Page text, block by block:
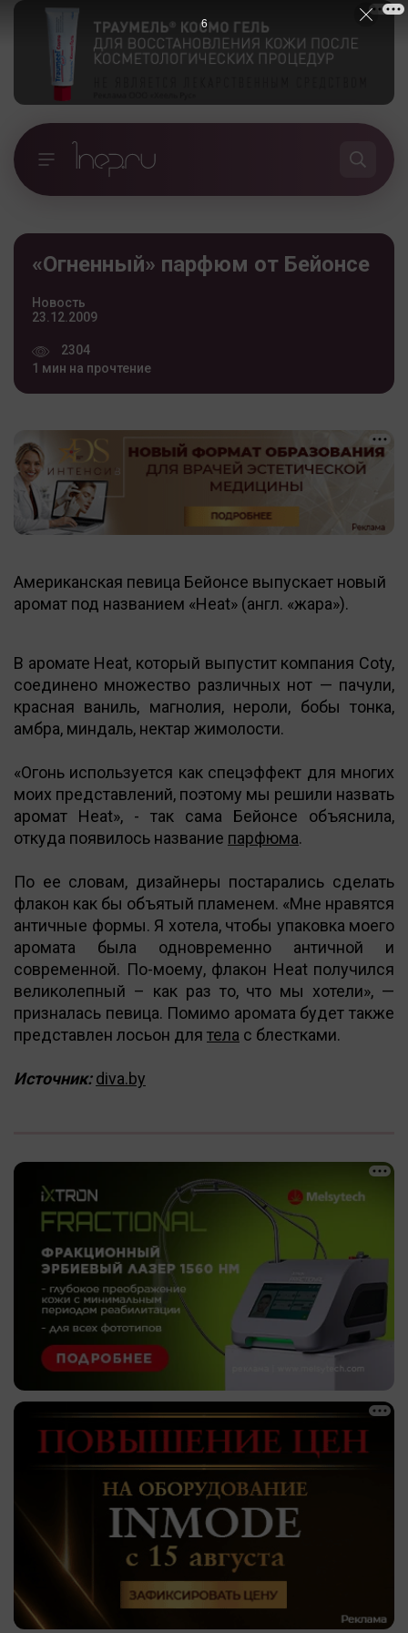
«Огненный» парфюм от Бейонсе
Новость
23.12.2009
2304
1 мин на прочтение
Американская певица Бейонсе выпускает новый
аромат под названием «Heat» (англ. «жара»).
В аромате Heat, который выпустит компания Coty,
соединено множество различных нот — пачули,
красная ваниль, магнолия, нероли, бобы тонка,
амбра, миндаль, нектар жимолости.
«Огонь используется как спецэффект для многих
моих представлений, поэтому мы решили назвать
аромат Heat», - так сама Бейонсе объяснила,
откуда появилось название парфюма.
По ее словам, дизайнеры постарались сделать
флакон как бы объятый пламенем. «Мне нравятся
античные формы. Я хотела, чтобы упаковка моего
аромата была одновременно античной и
современной. По-моему, флакон Heat получился
великолепный – как раз то, что мы хотели», —
призналась певица. Помимо аромата будет также
представлен лосьон для тела с блестками.
Источник: diva.by
5